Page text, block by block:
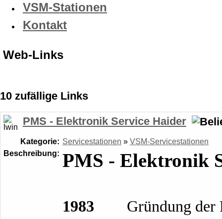
VSM-Stationen
Kontakt
Web-Links
10 zufällige Links
PMS - Elektronik Service Haider
Kategorie: Servicestationen » VSM-Servicestationen
Beschreibung: PMS - Elektronik
1983
Gründung